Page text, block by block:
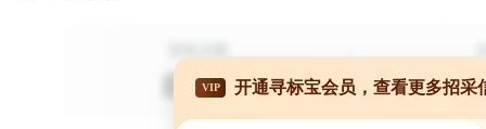
VIP 开通寻标宝会员，查看更多招采